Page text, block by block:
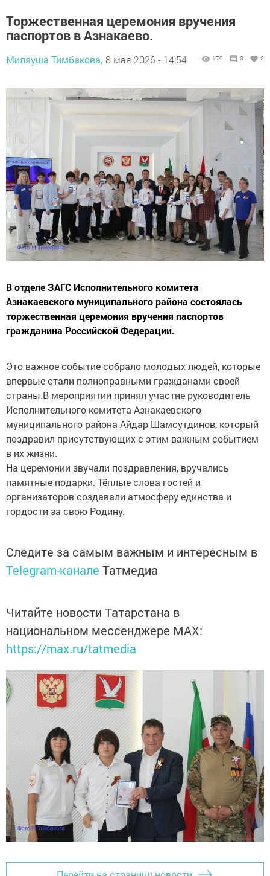
Торжественная церемония вручения
паспортов в Азнакаево.
Миляуша Тимбакова, 8 мая 2026 - 14:54 179 0 0
В отделе ЗАГС Исполнительного комитета
Азнакаевского муниципального района состоялась
торжественная церемония вручения паспортов
гражданина Российской Федерации.
Это важное событие собрало молодых людей, которые
впервые стали полноправными гражданами своей
страны.В мероприятии принял участие руководитель
Исполнительного комитета Азнакаевского
муниципального района Айдар Шамсутдинов, который
поздравил присутствующих с этим важным событием
в их жизни.
На церемонии звучали поздравления, вручались
памятные подарки. Тёплые слова гостей и
организаторов создавали атмосферу единства и
гордости за свою Родину.
Следите за самым важным и интересным в
Telegram-канале Татмедиа
Читайте новости Татарстана в
национальном мессенджере MАХ:
https://max.ru/tatmedia